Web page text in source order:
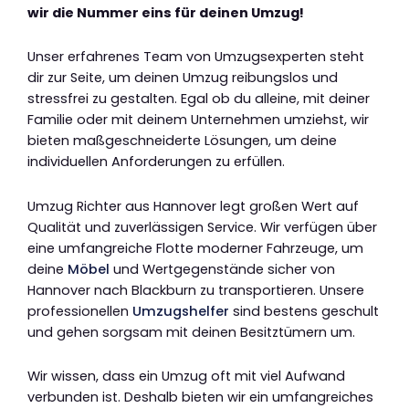
wir die Nummer eins für deinen Umzug!
Unser erfahrenes Team von Umzugsexperten steht
dir zur Seite, um deinen Umzug reibungslos und
stressfrei zu gestalten. Egal ob du alleine, mit deiner
Familie oder mit deinem Unternehmen umziehst, wir
bieten maßgeschneiderte Lösungen, um deine
individuellen Anforderungen zu erfüllen.
Umzug Richter aus Hannover legt großen Wert auf
Qualität und zuverlässigen Service. Wir verfügen über
eine umfangreiche Flotte moderner Fahrzeuge, um
deine Möbel und Wertgegenstände sicher von
Hannover nach Blackburn zu transportieren. Unsere
professionellen Umzugshelfer sind bestens geschult
und gehen sorgsam mit deinen Besitztümern um.
Wir wissen, dass ein Umzug oft mit viel Aufwand
verbunden ist. Deshalb bieten wir ein umfangreiches